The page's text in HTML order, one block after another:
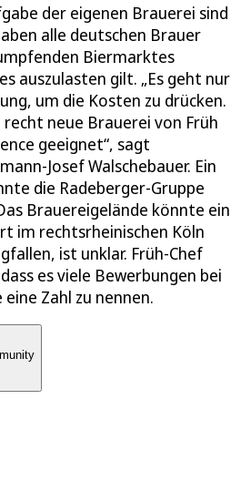
der eigenen Brauerei sind
alle deutschen Brauer
Biermarktes
auszulasten gilt. „Es geht nur
um die Kosten zu drücken.
neue Brauerei von Früh
geeignet“, sagt
Josef Walschebauer. Ein
die Radeberger-Gruppe
Brauereigelände könnte ein
im rechtsrheinischen Köln
ist unklar. Früh-Chef
es viele Bewerbungen bei
Zahl zu nennen.